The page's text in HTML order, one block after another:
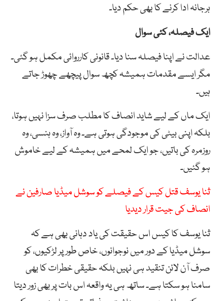
ہرجانہ ادا کرنے کا بھی حکم دیا۔
ایک فیصلہ، کئی سوال
عدالت نے اپنا فیصلہ سنا دیا۔ قانونی کارروائی مکمل ہو گئی۔
مگر ایسے مقدمات ہمیشہ کچھ سوال پیچھے چھوڑ جاتے
ہیں۔
ایک ماں کے لیے شاید انصاف کا مطلب صرف سزا نہیں ہوتا،
بلکہ اپنی بیٹی کی موجودگی ہوتی ہے۔ وہ آواز، وہ ہنسی، وہ
روزمرہ کی باتیں، جو ایک لمحے میں ہمیشہ کے لیے خاموش
ہو گئیں۔
ثنا یوسف قتل کیس کے فیصلے کو سوشل میڈیا صارفین نے
انصاف کی جیت قرار دیدیا
ثنا یوسف کا کیس اس حقیقت کی یاد دہانی بھی ہے کہ
سوشل میڈیا کے دور میں نوجوانوں، خاص طور پر لڑکیوں، کو
صرف آن لائن تنقید ہی نہیں بلکہ حقیقی خطرات کا بھی
سامنا ہو سکتا ہے۔ ساتھ ہی یہ واقعہ اس بات پر بھی زور دیتا